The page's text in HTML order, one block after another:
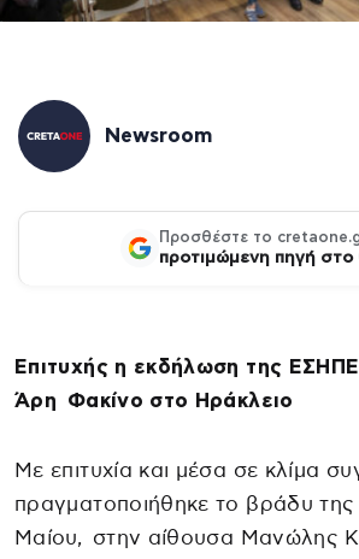
Newsroom
Προσθέστε το
προτιμώμενη πηγή στο
Επιτυχής η εκδήλωση της
Άρη Φακίνο στο Ηράκλειο
Με επιτυχία και μέσα σε κλίμα
πραγματοποιήθηκε το βράδυ
Μαίου, στην αίθουσα Μανώλης